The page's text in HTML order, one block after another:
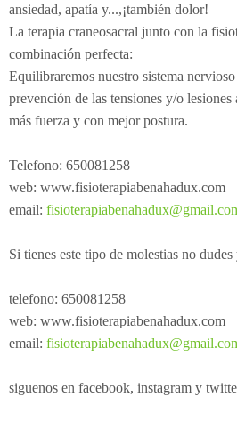
ansiedad, apatía y...,¡también dolor!
La terapia craneosacral junto con la
combinación perfecta:
Equilibraremos nuestro sistema
prevención de las tensiones y/o
más fuerza y con mejor postura.
Telefono: 650081258
web: www.fisioterapiabenahadux.com
email:
Si tienes este tipo de molestias no
telefono: 650081258
web: www.fisioterapiabenahadux.com
email:
siguenos en facebook, instagram y